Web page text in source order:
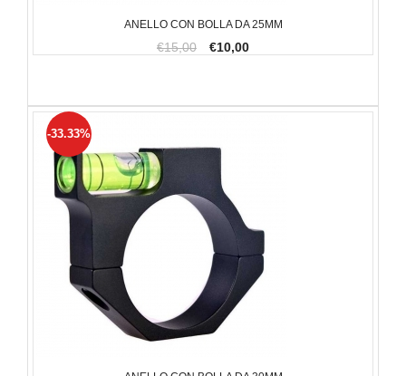
ANELLO CON BOLLA DA 25MM
€15,00 €10,00
-33.33%